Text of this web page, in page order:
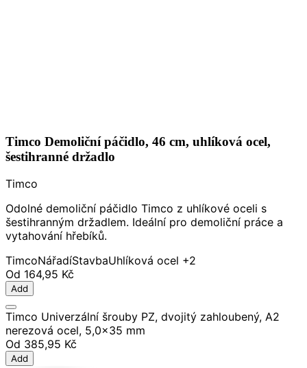
Timco Demoliční páčidlo, 46 cm, uhlíková ocel,
šestihranné držadlo
Timco
Odolné demoliční páčidlo Timco z uhlíkové oceli s
šestihranným držadlem. Ideální pro demoliční práce a
vytahování hřebíků.
TimcoNářadíStavbaUhlíková ocel +2
Od 164,95 Kč
Add
Timco Univerzální šrouby PZ, dvojitý zahloubený, A2
nerezová ocel, 5,0x35 mm
Od 385,95 Kč
Add